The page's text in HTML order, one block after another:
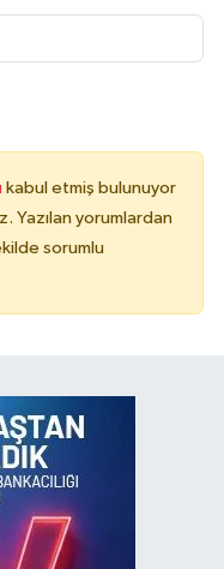
kabul etmiş bulunuyor
Yazılan yorumlardan
sorumlu